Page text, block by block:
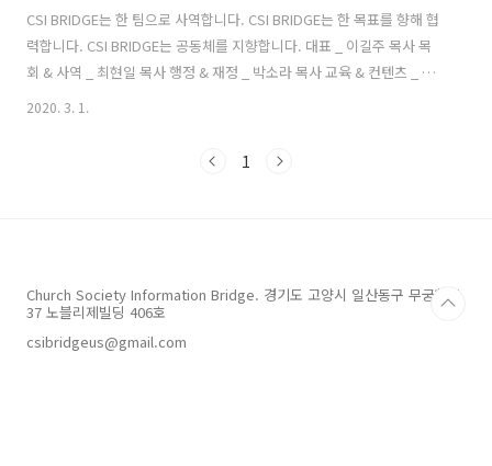
CSI BRIDGE는 한 팀으로 사역합니다. CSI BRIDGE는 한 목표를 향해 협
력합니다. CSI BRIDGE는 공동체를 지향합니다. 대표 _ 이길주 목사 목
회 & 사역 _ 최현일 목사 행정 & 재정 _ 박소라 목사 교육 & 컨텐츠 _ 문
보령 사회 & 네트워크 _ 온승찬 목사 문화 & 영업 _ 장병국
2020. 3. 1.
1
Church Society Information Bridge. 경기도 고양시 일산동구 무궁화로
37 노블리제빌딩 406호
csibridgeus@gmail.com